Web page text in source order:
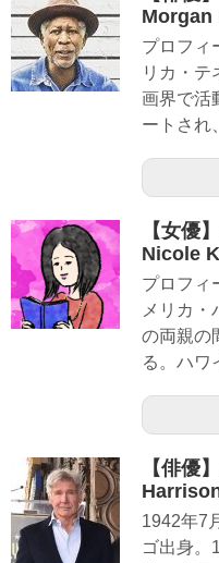
Morgan
プロフィ
リカ・テ
画界で活
ートされ
【女優
Nicole
プロフィ
メリカ・
の両親の
る。ハワ
【俳優
1942年7
ゴ出身。